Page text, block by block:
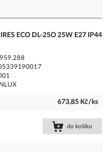
ECO DL-25O 25W E27 IP44
673,85 Kč/ks
do košíku